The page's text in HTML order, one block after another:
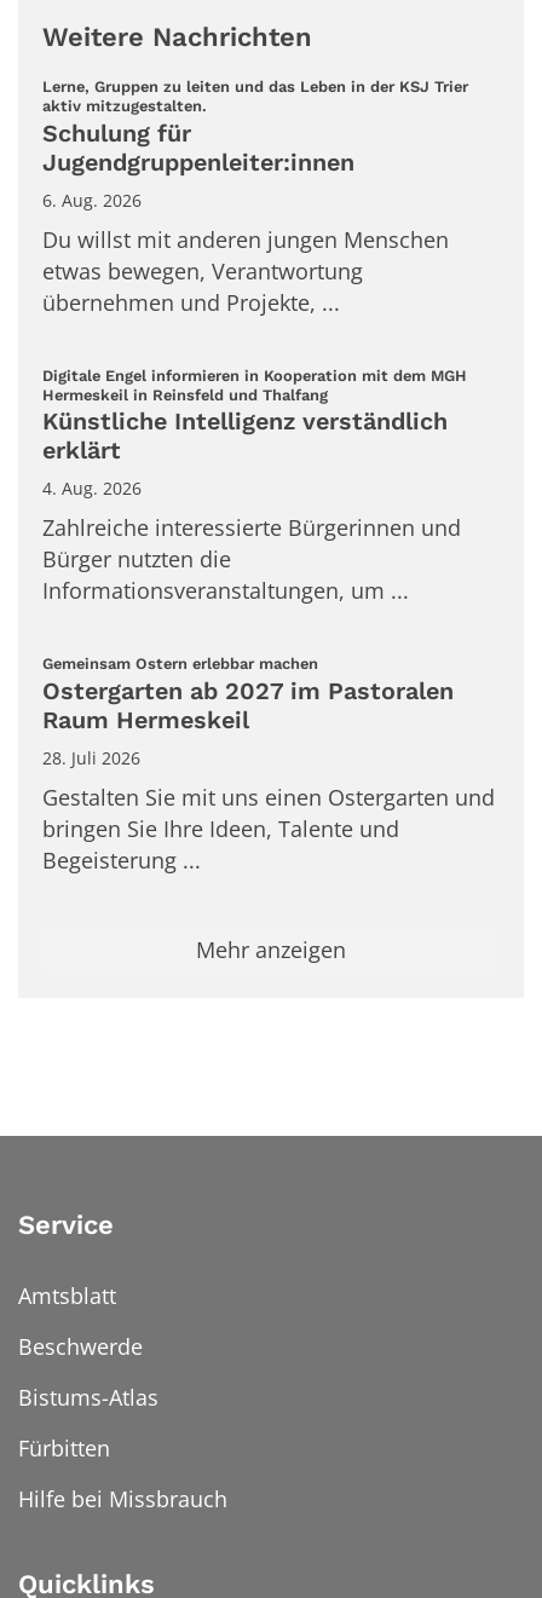
Weitere Nachrichten
Lerne, Gruppen zu leiten und das Leben in der KSJ Trier
aktiv mitzugestalten.
Schulung für
Jugendgruppenleiter:innen
6. Aug. 2026
Du willst mit anderen jungen Menschen
etwas bewegen, Verantwortung
übernehmen und Projekte, ...
Digitale Engel informieren in Kooperation mit dem MGH
Hermeskeil in Reinsfeld und Thalfang:
Künstliche Intelligenz verständlich
erklärt
4. Aug. 2026
Zahlreiche interessierte Bürgerinnen und
Bürger nutzten die
Informationsveranstaltungen, um ...
Gemeinsam Ostern erlebbar machen
Ostergarten ab 2027 im Pastoralen
Raum Hermeskeil
28. Juli 2026
Gestalten Sie mit uns einen Ostergarten und
bringen Sie Ihre Ideen, Talente und
Begeisterung ...
Mehr anzeigen
Service
Amtsblatt
Beschwerde
Bistums-Atlas
Fürbitten
Hilfe bei Missbrauch
Quicklinks